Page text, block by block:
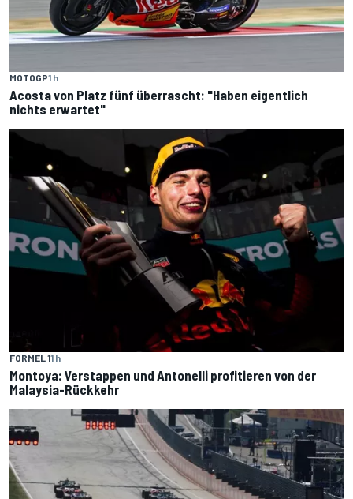
MOTOGP1 h
Acosta von Platz fünf überrascht: "Haben eigentlich
nichts erwartet"
FORMEL 11 h
Montoya: Verstappen und Antonelli profitieren von der
Malaysia-Rückkehr